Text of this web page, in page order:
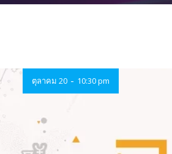
ตุลาคม 20 - 10:30 pm